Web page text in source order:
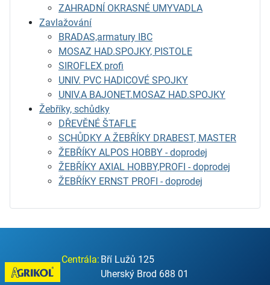
ZAHRADNÍ OKRASNÉ UMYVADLA
Zavlažování
BRADAS,armatury IBC
MOSAZ HAD.SPOJKY, PISTOLE
SIROFLEX profi
UNIV. PVC HADICOVÉ SPOJKY
UNIV.A BAJONET.MOSAZ HAD.SPOJKY
Žebříky, schůdky
DŘEVĚNÉ ŠTAFLE
SCHŮDKY A ŽEBŘÍKY DRABEST, MASTER
ŽEBŘÍKY ALPOS HOBBY - doprodej
ŽEBŘÍKY AXIAL HOBBY,PROFI - doprodej
ŽEBŘÍKY ERNST PROFI - doprodej
Centrála: Bří Lužů 125
Uherský Brod 688 01